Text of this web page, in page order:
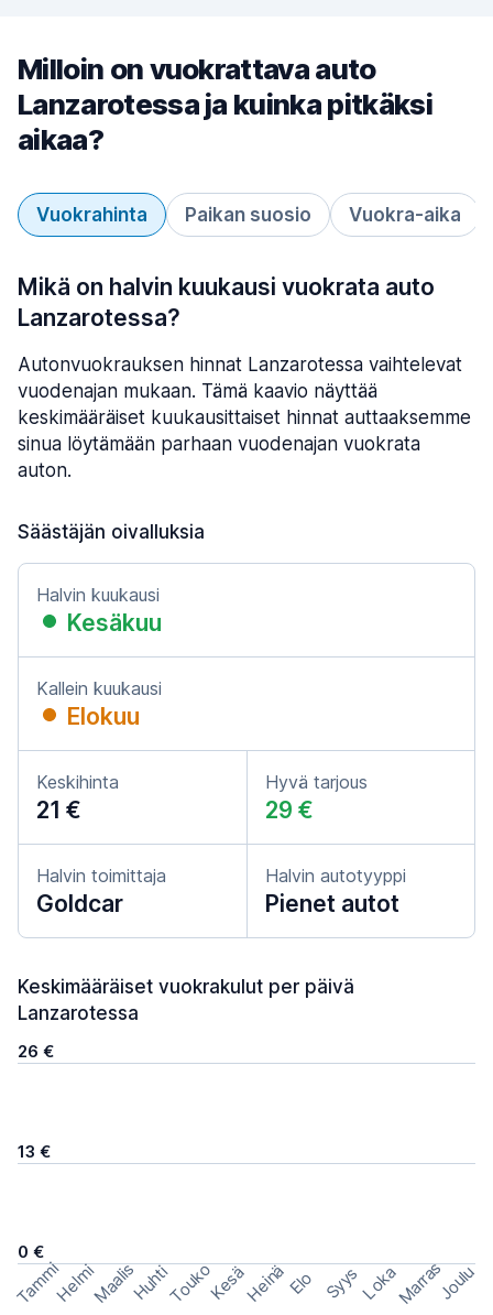
Milloin on vuokrattava auto
Lanzarotessa ja kuinka pitkäksi
aikaa?
Vuokrahinta Paikan suosio Vuokra-aika
Mikä on halvin kuukausi vuokrata auto
Lanzarotessa?
Autonvuokrauksen hinnat Lanzarotessa vaihtelevat
vuodenajan mukaan. Tämä kaavio näyttää
keskimääräiset kuukausittaiset hinnat auttaaksemme
sinua löytämään parhaan vuodenajan vuokrata
auton.
Säästäjän oivalluksia
Halvin kuukausi
Kesäkuu
Kallein kuukausi
Elokuu
Keskihinta
21 €
Hyvä tarjous
29 €
Halvin toimittaja
Goldcar
Halvin autotyyppi
Pienet autot
Keskimääräiset vuokrakulut per päivä
Lanzarotessa
26 €
13 €
0 €
TammiHelmiMaalisHuhtiToukoKesäHeinäElo SyysLokaMarrasJoulu